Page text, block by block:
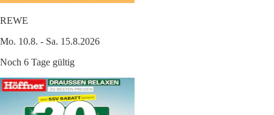
REWE
Mo. 10.8. - Sa. 15.8.2026
Noch 6 Tage gültig